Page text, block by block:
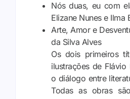
Nós duas, eu com
Elizane Nunes e Ilma
Arte, Amor e
da Silva Alves
Os dois primeiros
ilustrações de
o diálogo entre
Todas as obras